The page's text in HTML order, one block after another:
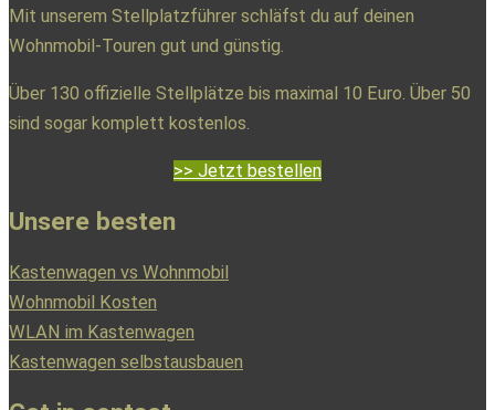
Mit unserem Stellplatzführer schläfst du auf deinen
Wohnmobil-Touren gut und günstig.
Über 130 offizielle Stellplätze bis maximal 10 Euro. Über 50
sind sogar komplett kostenlos.
>> Jetzt bestellen
Unsere besten
Kastenwagen vs Wohnmobil
Wohnmobil Kosten
WLAN im Kastenwagen
Kastenwagen selbstausbauen